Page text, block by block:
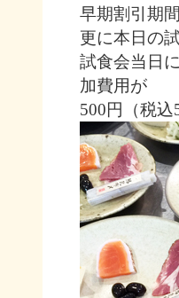
早期割引期
更に本日の
試食会当日
加費用が
500円（税